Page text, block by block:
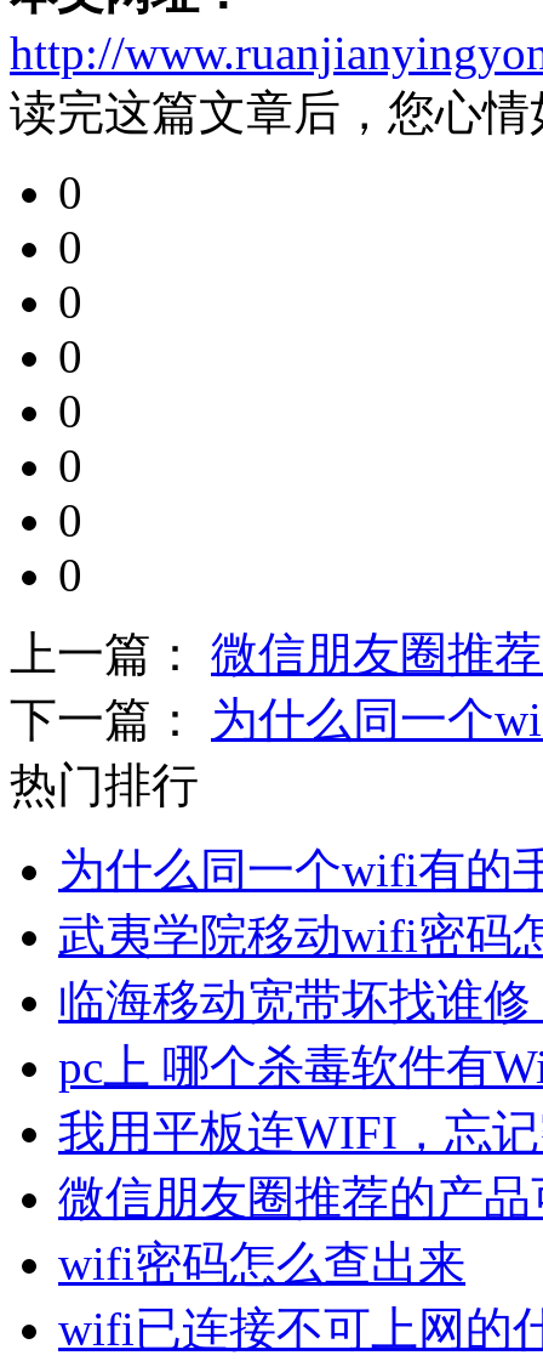
http://
读完这篇文章后，您心情
0
0
0
0
0
0
0
0
上一篇： 微信朋友圈推
下一篇： 为什么同一个
热门排行
为什么同一个wifi有的
武夷学院移动wifi密码
临海移动宽带坏找谁修
pc上 哪个杀毒软件有
我用平板连WIFI，忘
微信朋友圈推荐的产
wifi密码怎么查出来
wifi已连接不可上网的